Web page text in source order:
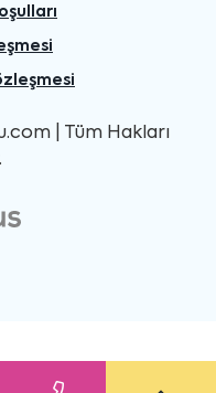
| Tüm Hakları